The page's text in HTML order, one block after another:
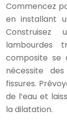
Commencez
en installant
lambourdes
composite se
nécessite
fissures.
de l’eau et
la dilatation.